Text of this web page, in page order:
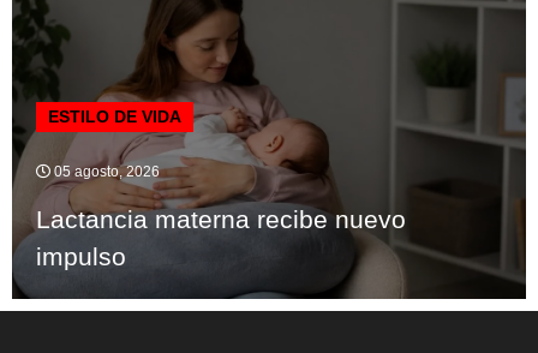
ESTILO DE VIDA
05 agosto, 2026
Lactancia materna recibe nuevo
impulso